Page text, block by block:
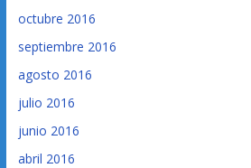
octubre 2016
septiembre 2016
agosto 2016
julio 2016
junio 2016
abril 2016